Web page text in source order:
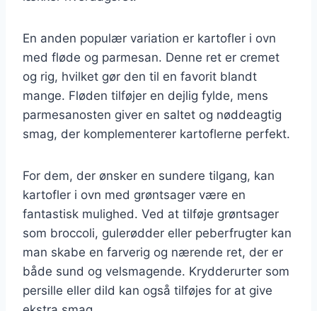
En anden populær variation er kartofler i ovn
med fløde og parmesan. Denne ret er cremet
og rig, hvilket gør den til en favorit blandt
mange. Fløden tilføjer en dejlig fylde, mens
parmesanosten giver en saltet og nøddeagtig
smag, der komplementerer kartoflerne perfekt.
For dem, der ønsker en sundere tilgang, kan
kartofler i ovn med grøntsager være en
fantastisk mulighed. Ved at tilføje grøntsager
som broccoli, gulerødder eller peberfrugter kan
man skabe en farverig og nærende ret, der er
både sund og velsmagende. Krydderurter som
persille eller dild kan også tilføjes for at give